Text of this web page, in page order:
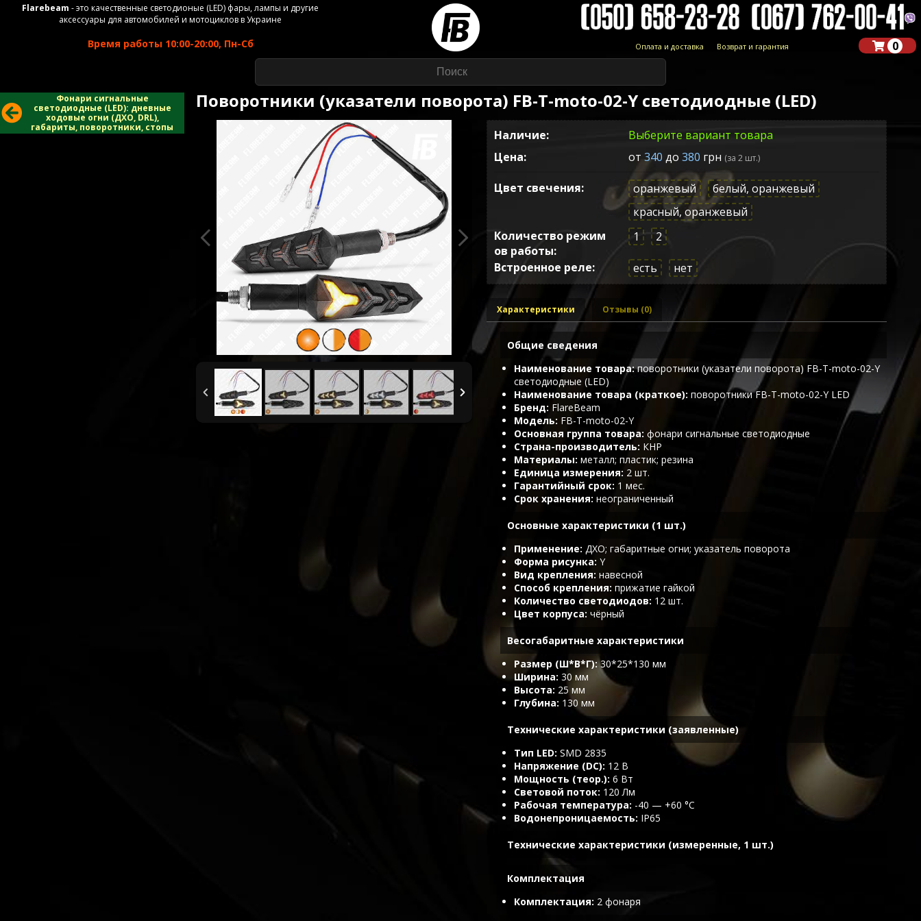
Flarebeam - это качественные светодионые (LED) фары, лампы и другие
аксессуары для автомобилей и мотоциклов в Украине
Время работы 10:00-20:00, Пн-Сб Оплата и доставка Возврат и гарантия 0
Фонари сигнальные
светодиодные (LED): дневные
ходовые огни (ДХО, DRL),
габариты, поворотники, стопы
Поворотники (указатели поворота) FB-T-moto-02-Y светодиодные (LED)
Наличие:
Выберите вариант товара
Цена:
от340 до380 грн (за 2 шт.)
Цвет свечения оранжевый
белый, оранжевый
красный, оранжевый
Количество режим
ов работы
1 2
Встроенное реле есть нет
Характеристики Отзывы (0)
Общие сведения
Наименование товара поворотники (указатели поворота) FB-T-moto-02-Y
светодиодные (LED)
Наименование товара (краткое) поворотники FB-T-moto-02-Y LED
Бренд FlareBeam
Модель FB-T-moto-02-Y
Основная группа товара фонари сигнальные светодиодные
Страна-производитель КНР
Материалы металл; пластик; резина
Единица измерения 2 шт.
Гарантийный срок 1 мес.
Срок хранения неограниченный
Основные характеристики (1 шт.)
Применение ДХО; габаритные огни; указатель поворота
Форма рисунка Y
Вид крепления навесной
Способ крепления прижатие гайкой
Количество светодиодов 12 шт.
Цвет корпуса чёрный
Весогабаритные характеристики
Размер (Ш*В*Г) 30*25*130 мм
Ширина 30 мм
Высота 25 мм
Глубина 130 мм
Технические характеристики (заявленные)
Тип LED SMD 2835
Напряжение (DC) 12 В
Мощность (теор.) 6 Вт
Световой поток 120 Лм
Рабочая температура -40 — +60 °C
Водонепроницаемость IP65
Технические характеристики (измеренные, 1 шт.)
Комплектация
Комплектация 2 фонаря